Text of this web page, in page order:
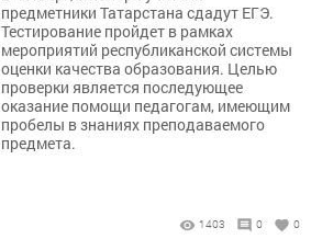
предметники Татарстана сдадут ЕГЭ.
Тестирование пройдет в рамках
мероприятий республиканской системы
оценки качества образования. Целью
проверки является последующее
оказание помощи педагогам, имеющим
пробелы в знаниях преподаваемого
предмета.
1403 0 0